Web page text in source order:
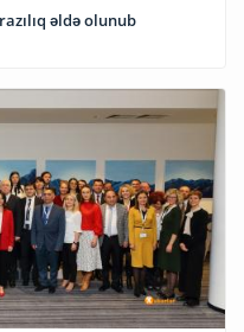
əldə olunub